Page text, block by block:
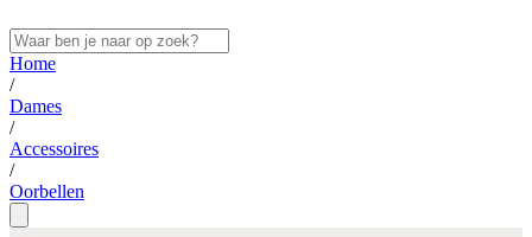
Home
/
Dames
/
Accessoires
/
Oorbellen